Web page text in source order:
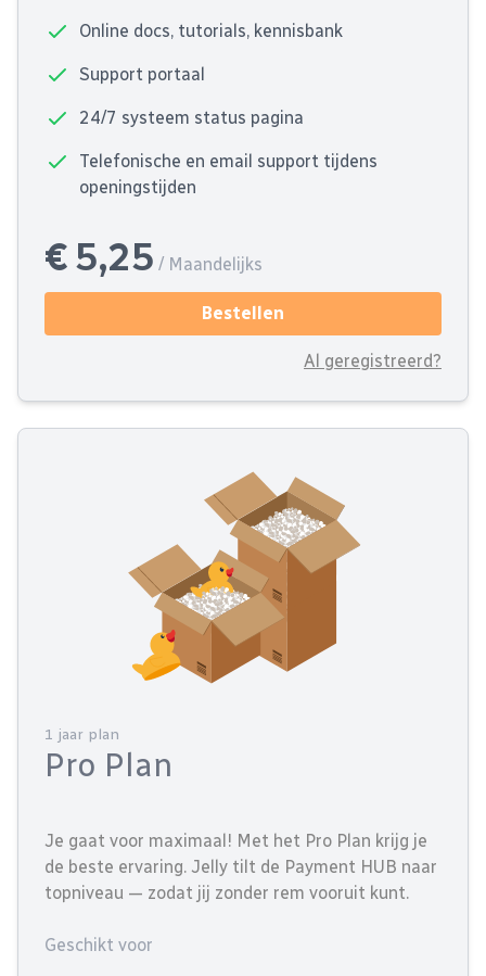
Online docs, tutorials, kennisbank
Support portaal
24/7 systeem status pagina
Telefonische en email support tijdens
openingstijden
€ 5,25 / Maandelijks
Bestellen
Al geregistreerd?
1 jaar plan
Pro Plan
Je gaat voor maximaal! Met het Pro Plan krijg je
de beste ervaring. Jelly tilt de Payment HUB naar
topniveau — zodat jij zonder rem vooruit kunt.
Geschikt voor